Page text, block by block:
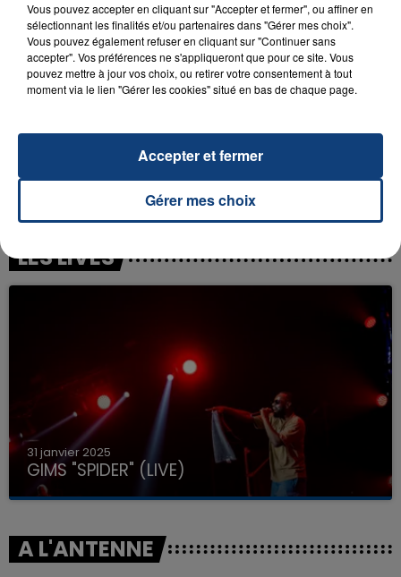
YOUSSOUPHA FEAT. AYNA
On Se Connait
TEDDY SWIMS
Mr Know It All
LES LIVES
31 janvier 2025
GIMS "SPIDER" (LIVE)
A L'ANTENNE
Vous pouvez accepter en cliquant sur "Accepter et fermer", ou affiner en
sélectionnant les finalités et/ou partenaires dans "Gérer mes choix".
Vous pouvez également refuser en cliquant sur "Continuer sans
accepter". Vos préférences ne s'appliqueront que pour ce site. Vous
pouvez mettre à jour vos choix, ou retirer votre consentement à tout
moment via le lien "Gérer les cookies" situé en bas de chaque page.
Gérer mes choix
Accepter et fermer